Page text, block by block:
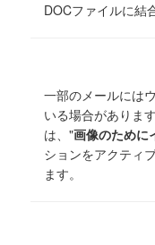
DOCファイルに結
一部のメールには
いる場合がありま
は、"画像のために
ションをアクティ
ます。